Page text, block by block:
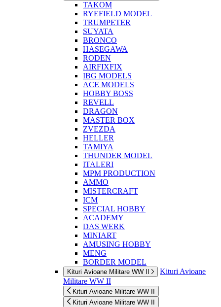
TAKOM
RYEFIELD MODEL
TRUMPETER
SUYATA
BRONCO
HASEGAWA
RODEN
AIRFIXFIX
IBG MODELS
ACE MODELS
HOBBY BOSS
REVELL
DRAGON
MASTER BOX
ZVEZDA
HELLER
TAMIYA
THUNDER MODEL
ITALERI
MPM PRODUCTION
AMMO
MISTERCRAFT
ICM
SPECIAL HOBBY
ACADEMY
DAS WERK
MINIART
AMUSING HOBBY
MENG
BORDER MODEL
Kituri Avioane Militare WW II
Kituri Avioane
Militare WW II
Kituri Avioane Militare WW II
Kituri Avioane Militare WW II